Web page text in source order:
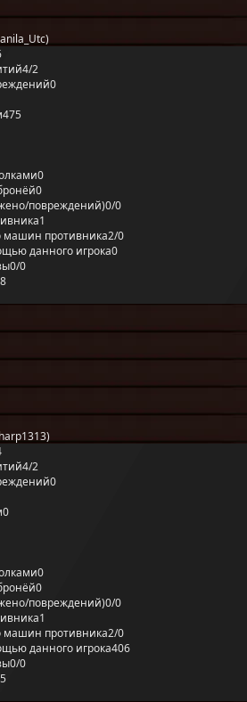
4/2
0
475
0
0
повреждений)0/0
1
машин противника2/0
данного игрока0
0/0
4/2
0
0
0
0
повреждений)0/0
1
машин противника2/0
данного игрока406
0/0